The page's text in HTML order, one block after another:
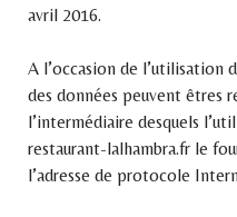
avril 2016.
A l’occasion de l’utilisation
des données peuvent êtres
l’intermédiaire desquels
restaurant-lalhambra.fr le
l’adresse de protocole